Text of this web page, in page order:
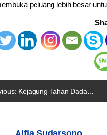
peluang lebih besar
Kejagung Tahan Dadan Hindayana, Jadi Tersangka Korupsi Tata Kelola MBG